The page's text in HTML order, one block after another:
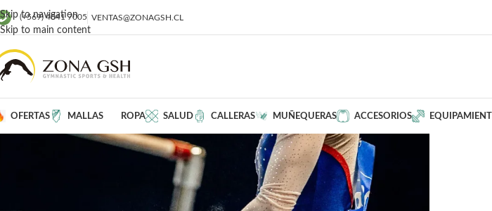
Skip to navigation
Skip to main content
(+569) 4041 7005 VENTAS@ZONAGSH.CL
OFERTAS MALLAS ROPA SALUD CALLERAS MUÑEQUERAS ACCESORIOS